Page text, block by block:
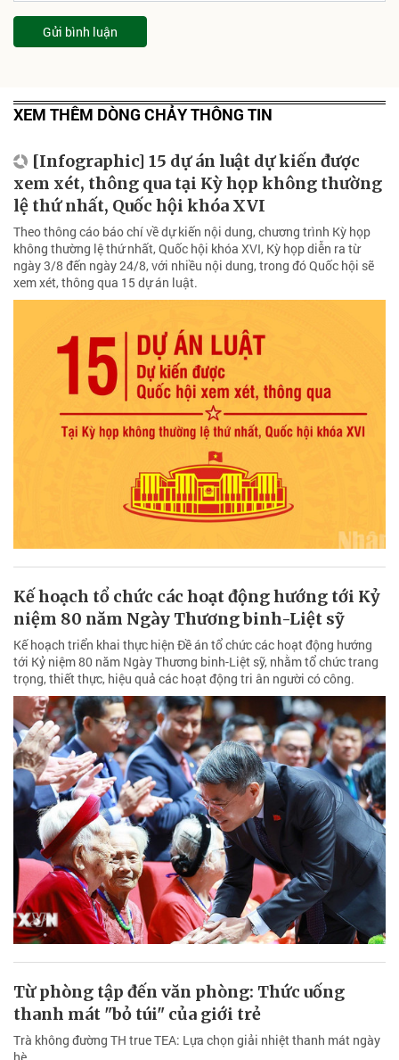
Gửi bình luận
XEM THÊM DÒNG CHẢY THÔNG TIN
[Infographic] 15 dự án luật dự kiến được
xem xét, thông qua tại Kỳ họp không thường
lệ thứ nhất, Quốc hội khóa XVI
Theo thông cáo báo chí về dự kiến nội dung, chương trình Kỳ họp
không thường lệ thứ nhất, Quốc hội khóa XVI, Kỳ họp diễn ra từ
ngày 3/8 đến ngày 24/8, với nhiều nội dung, trong đó Quốc hội sẽ
xem xét, thông qua 15 dự án luật.
Kế hoạch tổ chức các hoạt động hướng tới Kỷ
niệm 80 năm Ngày Thương binh-Liệt sỹ
Kế hoạch triển khai thực hiện Đề án tổ chức các hoạt động hướng
tới Kỷ niệm 80 năm Ngày Thương binh-Liệt sỹ, nhằm tổ chức trang
trọng, thiết thực, hiệu quả các hoạt động tri ân người có công.
Từ phòng tập đến văn phòng: Thức uống
thanh mát "bỏ túi" của giới trẻ
Trà không đường TH true TEA: Lựa chọn giải nhiệt thanh mát ngày